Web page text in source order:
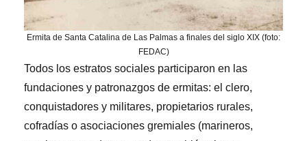
Ermita de Santa Catalina de Las Palmas a finales del siglo XIX (foto:
FEDAC)
Todos los estratos sociales participaron en las
fundaciones y patronazgos de ermitas: el clero,
conquistadores y militares, propietarios rurales,
cofradías o asociaciones gremiales (marineros,